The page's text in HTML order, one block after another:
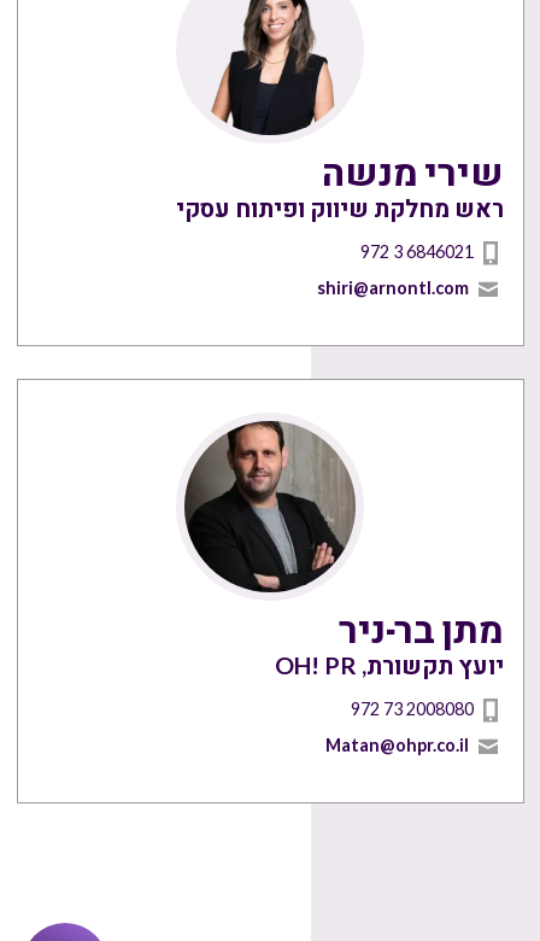
שירי מנשה
ראש מחלקת שיווק ופיתוח עסקי
972 3 6846021
shiri@arnontl.com
מתן בר-ניר
יועץ תקשורת, OH! PR
972 73 2008080
Matan@ohpr.co.il